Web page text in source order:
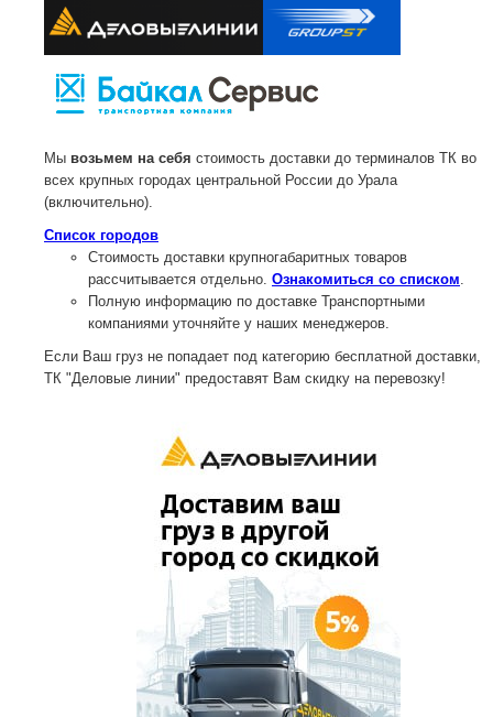
Мы возьмем на себя стоимость доставки до терминалов ТК во
всех крупных городах центральной России до Урала
(включительно).
Список городов
Стоимость доставки крупногабаритных товаров
рассчитывается отдельно. Ознакомиться со списком.
Полную информацию по доставке Транспортными
компаниями уточняйте у наших менеджеров.
Если Ваш груз не попадает под категорию бесплатной доставки,
ТК "Деловые линии" предоставят Вам скидку на перевозку!